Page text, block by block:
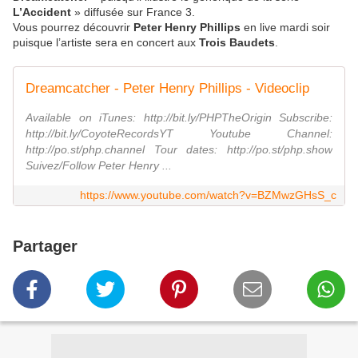
L’Accident » diffusée sur France 3.
Vous pourrez découvrir Peter Henry Phillips en live mardi soir
puisque l’artiste sera en concert aux Trois Baudets
Dreamcatcher - Peter Henry Phillips - Videoclip
Available on iTunes: http://bit.ly/PHPTheOrigin Subscribe:
http://bit.ly/CoyoteRecordsYT Youtube Channel:
http://po.st/php.channel Tour dates: http://po.st/php.show
Suivez/Follow Peter Henry ...
https://www.youtube.com/watch?v=BZMwzGHsS_c
Partager